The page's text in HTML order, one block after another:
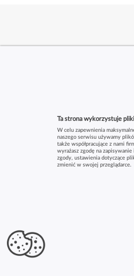
Ta strona wykorzystuje
W celu zapewnienia
naszego serwisu używamy
także współpracujące z nami
wyrażasz zgodę na
zgody, ustawienia dotyczące
zmienić w swojej przeglądarce.